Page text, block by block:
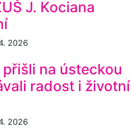
J. Kociana
2026
na ústeckou
radost i životní
2026